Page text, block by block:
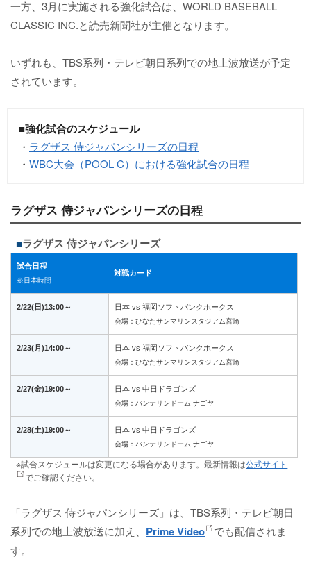
一方、3月に実施される強化試合は、WORLD BASEBALL
CLASSIC INC.と読売新聞社が主催となります。
いずれも、TBS系列・テレビ朝日系列での地上波放送が予定
されています。
■強化試合のスケジュール
・ ラグザス 侍ジャパンシリーズの日程
・ WBC大会（POOL C）における強化試合の日程
ラグザス 侍ジャパンシリーズの日程
ラグザス 侍ジャパンシリーズ
試合日程
※日本時間
対戦カード
2/22(日)13:00～ 日本 vs 福岡ソフトバンクホークス
会場：ひなたサンマリンスタジアム宮崎
2/23(月)14:00～ 日本 vs 福岡ソフトバンクホークス
会場：ひなたサンマリンスタジアム宮崎
2/27(金)19:00～ 日本 vs 中日ドラゴンズ
会場：バンテリンドーム ナゴヤ
2/28(土)19:00～ 日本 vs 中日ドラゴンズ
会場：バンテリンドーム ナゴヤ
※試合スケジュールは変更になる場合があります。最新情報は公式サイト
でご確認ください。
「ラグザス 侍ジャパンシリーズ」は、TBS系列・テレビ朝日
系列での地上波放送に加え、 Prime Video
でも配信されま
す。